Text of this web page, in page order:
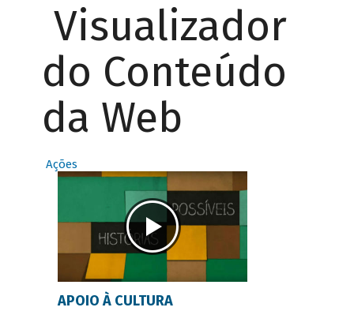
Visualizador
do Conteúdo
da Web
Ações
APOIO À CULTURA